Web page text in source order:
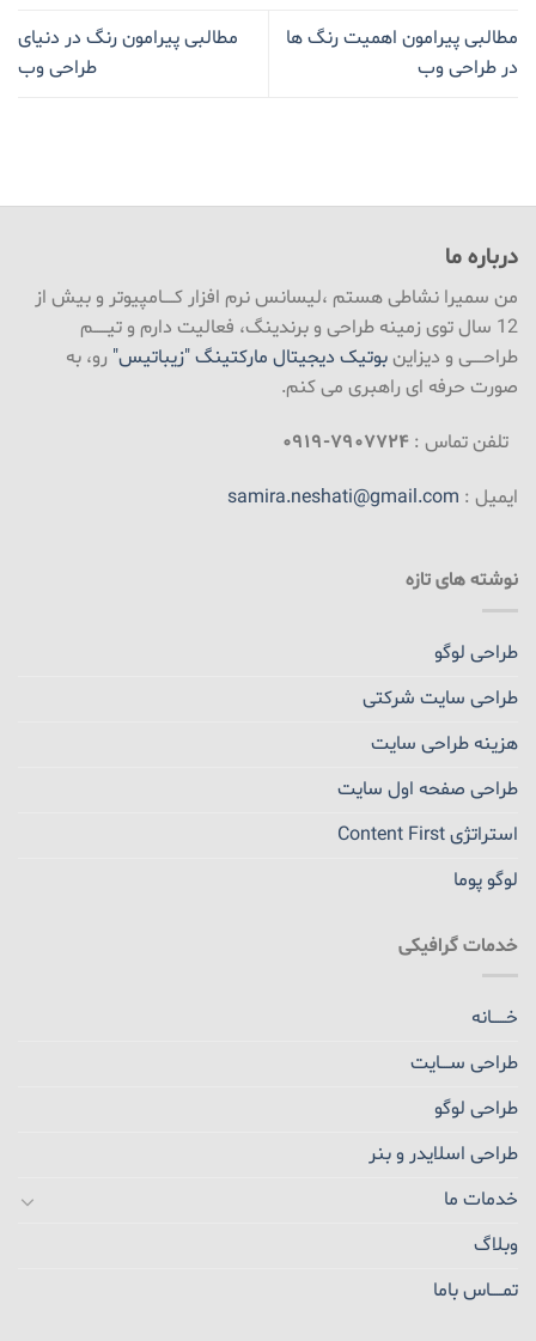
مطالبی پیرامون اهمیت رنگ ها
در طراحی وب
مطالبی پیرامون رنگ در دنیای
طراحی وب
درباره ما
من سمیرا نشاطی هستم ،لیسانس نرم افزار کـــــامپیوتر و بیش از
12 سال توی زمینه طراحی و برندینگ، فعالیت دارم و تیــــــم
طراحـــــی و دیزاین بوتیک دیجیتال مارکتینگ "زیباتیس" رو، به
صورت حرفه ای راهبری می کنم.
تلفن تماس : ۷۹۰۷۷۲۴-۰۹۱۹
ایمیل : samira.neshati@gmail.com
نوشته های تازه
طراحی لوگو
طراحی سایت شرکتی
هزینه طراحی سایت
طراحی صفحه اول سایت
استراتژی Content First
لوگو پوما
خدمات گرافیکی
خــــــانه
طراحی ســــایت
طراحی لوگو
طراحی اسلایدر و بنر
خدمات ما
وبلاگ
تمـــــاس باما